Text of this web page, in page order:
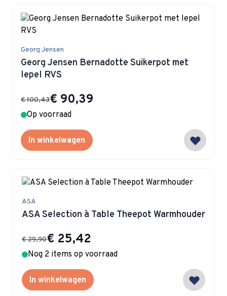
Georg Jensen
Georg Jensen Bernadotte Suikerpot met
lepel RVS
Special Price
€ 90,39
€ 100,43
Op voorraad
In winkelwagen
ASA
ASA Selection à Table Theepot Warmhouder
Special Price
€ 25,42
€ 29,90
Nog 2 items op voorraad
In winkelwagen